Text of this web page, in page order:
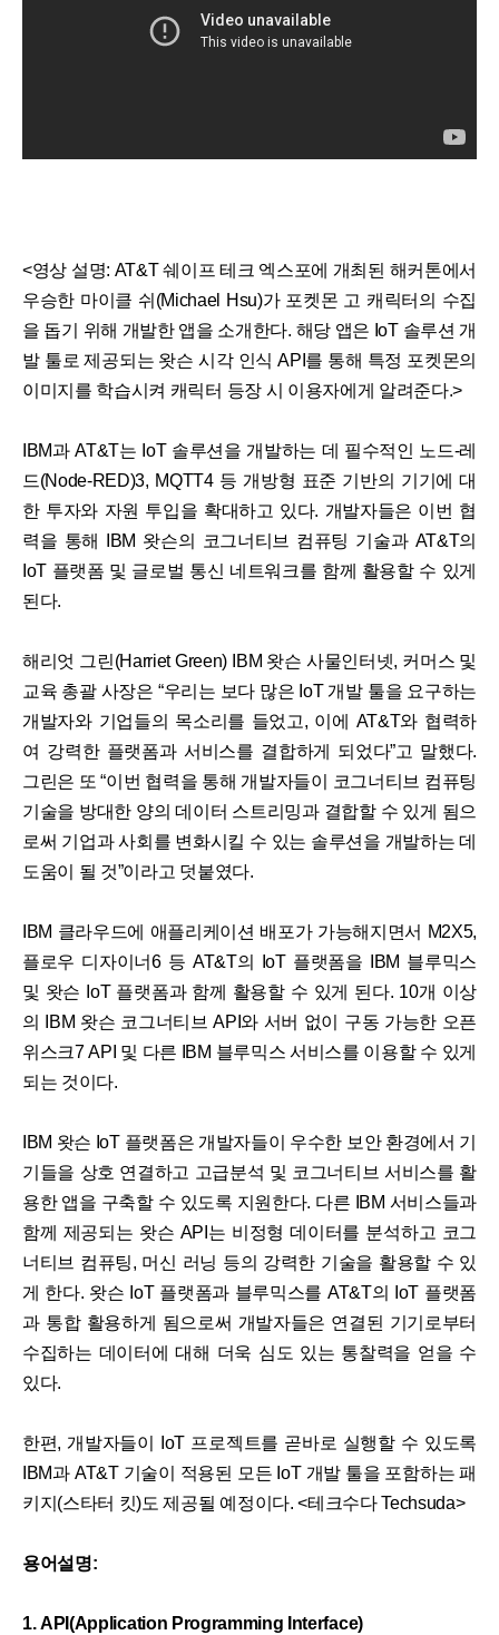
<영상 설명: AT&T 쉐이프 테크 엑스포에 개최된 해커톤에서
우승한 마이클 쉬(Michael Hsu)가 포켓몬 고 캐릭터의 수집
을 돕기 위해 개발한 앱을 소개한다. 해당 앱은 IoT 솔루션 개
발 툴로 제공되는 왓슨 시각 인식 API를 통해 특정 포켓몬의
이미지를 학습시켜 캐릭터 등장 시 이용자에게 알려준다.>
IBM과 AT&T는 IoT 솔루션을 개발하는 데 필수적인 노드-레
드(Node-RED)3, MQTT4 등 개방형 표준 기반의 기기에 대
한 투자와 자원 투입을 확대하고 있다. 개발자들은 이번 협
력을 통해 IBM 왓슨의 코그너티브 컴퓨팅 기술과 AT&T의
IoT 플랫폼 및 글로벌 통신 네트워크를 함께 활용할 수 있게
된다.
해리엇 그린(Harriet Green) IBM 왓슨 사물인터넷, 커머스 및
교육 총괄 사장은 “우리는 보다 많은 IoT 개발 툴을 요구하는
개발자와 기업들의 목소리를 들었고, 이에 AT&T와 협력하
여 강력한 플랫폼과 서비스를 결합하게 되었다”고 말했다.
그린은 또 “이번 협력을 통해 개발자들이 코그너티브 컴퓨팅
기술을 방대한 양의 데이터 스트리밍과 결합할 수 있게 됨으
로써 기업과 사회를 변화시킬 수 있는 솔루션을 개발하는 데
도움이 될 것”이라고 덧붙였다.
IBM 클라우드에 애플리케이션 배포가 가능해지면서 M2X5,
플로우 디자이너6 등 AT&T의 IoT 플랫폼을 IBM 블루믹스
및 왓슨 IoT 플랫폼과 함께 활용할 수 있게 된다. 10개 이상
의 IBM 왓슨 코그너티브 API와 서버 없이 구동 가능한 오픈
위스크7 API 및 다른 IBM 블루믹스 서비스를 이용할 수 있게
되는 것이다.
IBM 왓슨 IoT 플랫폼은 개발자들이 우수한 보안 환경에서 기
기들을 상호 연결하고 고급분석 및 코그너티브 서비스를 활
용한 앱을 구축할 수 있도록 지원한다. 다른 IBM 서비스들과
함께 제공되는 왓슨 API는 비정형 데이터를 분석하고 코그
너티브 컴퓨팅, 머신 러닝 등의 강력한 기술을 활용할 수 있
게 한다. 왓슨 IoT 플랫폼과 블루믹스를 AT&T의 IoT 플랫폼
과 통합 활용하게 됨으로써 개발자들은 연결된 기기로부터
수집하는 데이터에 대해 더욱 심도 있는 통찰력을 얻을 수
있다.
한편, 개발자들이 IoT 프로젝트를 곧바로 실행할 수 있도록
IBM과 AT&T 기술이 적용된 모든 IoT 개발 툴을 포함하는 패
키지(스타터 킷)도 제공될 예정이다. <테크수다 Techsuda>
용어설명:
1. API(Application Programming Interface)